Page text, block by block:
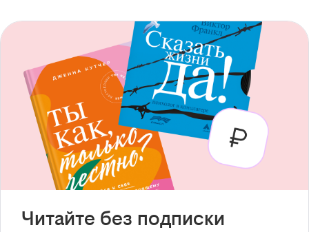
Читайте без подписки